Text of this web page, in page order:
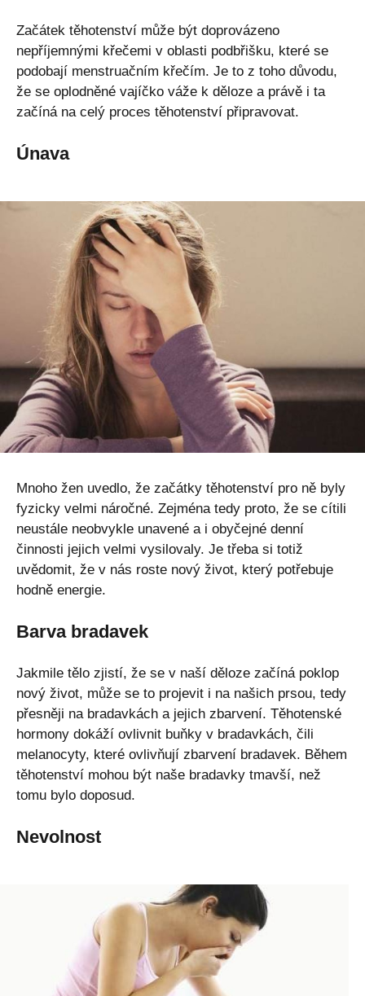
Začátek těhotenství může být doprovázeno
nepříjemnými křečemi v oblasti podbřišku, které se
podobají menstruačním křečím. Je to z toho důvodu,
že se oplodněné vajíčko váže k děloze a právě i ta
začíná na celý proces těhotenství připravovat.
Únava
Mnoho žen uvedlo, že začátky těhotenství pro ně byly
fyzicky velmi náročné. Zejména tedy proto, že se cítili
neustále neobvykle unavené a i obyčejné denní
činnosti jejich velmi vysilovaly. Je třeba si totiž
uvědomit, že v nás roste nový život, který potřebuje
hodně energie.
Barva bradavek
Jakmile tělo zjistí, že se v naší děloze začíná poklop
nový život, může se to projevit i na našich prsou, tedy
přesněji na bradavkách a jejich zbarvení. Těhotenské
hormony dokáží ovlivnit buňky v bradavkách, čili
melanocyty, které ovlivňují zbarvení bradavek. Během
těhotenství mohou být naše bradavky tmavší, než
tomu bylo doposud.
Nevolnost